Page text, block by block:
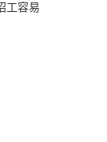
工容易